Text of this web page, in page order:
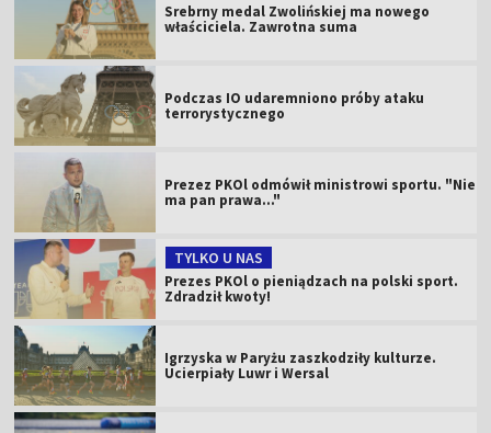
Srebrny medal Zwolińskiej ma nowego
właściciela. Zawrotna suma
Podczas IO udaremniono próby ataku
terrorystycznego
Prezez PKOl odmówił ministrowi sportu. "Nie
ma pan prawa..."
TYLKO U NAS
Prezes PKOl o pieniądzach na polski sport.
Zdradził kwoty!
Igrzyska w Paryżu zaszkodziły kulturze.
Ucierpiały Luwr i Wersal